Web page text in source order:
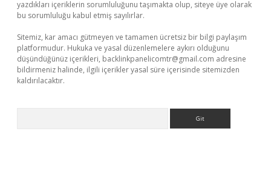
yazdıkları içeriklerin sorumluluğunu taşımakta olup, siteye üye olarak
bu sorumluluğu kabul etmiş sayılırlar.
Sitemiz, kar amacı gütmeyen ve tamamen ücretsiz bir bilgi paylaşım
platformudur. Hukuka ve yasal düzenlemelere aykırı olduğunu
düşündüğünüz içerikleri, backlinkpanelicomtr@gmail.com adresine
bildirmeniz halinde, ilgili içerikler yasal süre içerisinde sitemizden
kaldırılacaktır.